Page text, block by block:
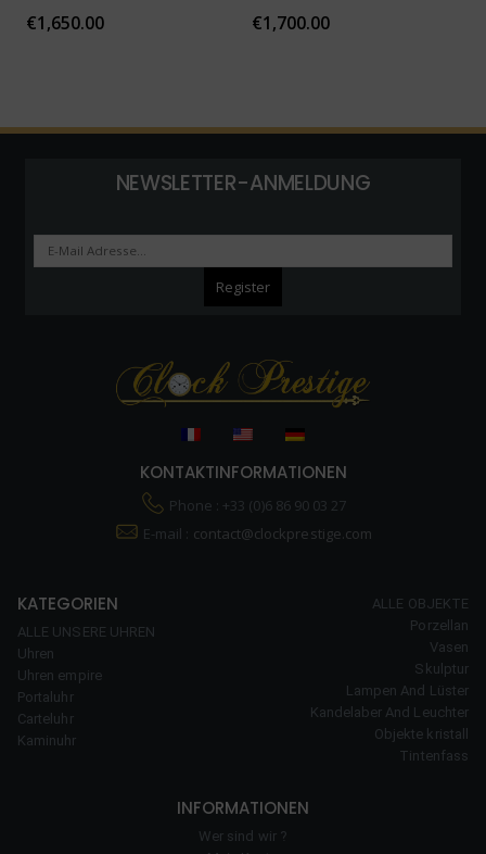
€1,650.00 €1,700.00
NEWSLETTER-ANMELDUNG
KONTAKTINFORMATIONEN
Phone : +33 (0)6 86 90 03 27
E-mail : contact@clockprestige.com
KATEGORIEN
ALLE UNSERE UHREN
Uhren
Uhren empire
Portaluhr
Carteluhr
Kaminuhr
ALLE OBJEKTE
Porzellan
Vasen
Skulptur
Lampen And Lüster
Kandelaber And Leuchter
Objekte kristall
Tintenfass
INFORMATIONEN
Wer sind wir ?